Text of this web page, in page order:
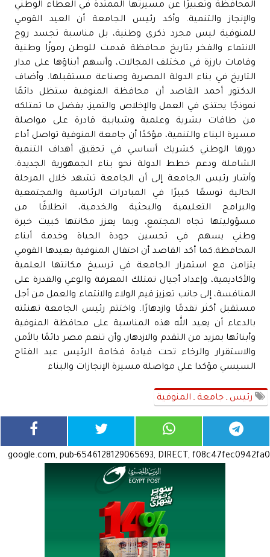
المحافظة وتعبيرًا عن مسيرتها الممتدة في العطاء الوطني
والإنجاز والتنمية. وأكد رئيس الجامعة أن العيد القومي
للمنوفية ليس مجرد ذكرى وطنية، بل مناسبة تجسد روح
الانتماء والفخر بتاريخ محافظة قدمت للوطن رموزًا وطنية
وقامات بارزة في مختلف المجالات، وأسهم أبناؤها على مدار
التاريخ في بناء الدولة المصرية وصناعة مستقبلها. وأضاف
الدكتور أحمد القاصد أن محافظة المنوفية ستظل دائمًا
نموذجًا يحتذى في العمل والإخلاص والتميز، بفضل ما تمتلكه
من طاقات بشرية وعلمية وشبابية قادرة على مواصلة
مسيرة البناء والتنمية، مؤكدًا أن جامعة المنوفية تواصل أداء
دورها الوطني كشريك أساسي في تحقيق أهداف التنمية
الشاملة ودعم خطط الدولة نحو بناء الجمهورية الجديدة.
وأشار رئيس الجامعة إلى أن الجامعة تشهد خلال المرحلة
الحالية توسعًا كبيرًا في المبادرات الرئاسية والمجتمعية
والبرامج التعليمية والبحثية والخدمية، انطلاقًا من
مسؤوليتها تجاه المجتمع، وبما يعزز مكانتها كبيت خبرة
وطني يسهم في تحسين جودة الحياة وخدمة أبناء
المحافظة.كما أكد القاصد أن احتفال المنوفية بعيدها القومي
يتزامن مع استمرار الجامعة في ترسيخ مكانتها العلمية
والأكاديمية، وإعداد أجيال تمتلك المعرفة والوعي والقدرة على
المنافسة، إلى جانب تعزيز قيم الولاء والانتماء والعمل من أجل
مستقبل أكثر تقدمًا وازدهارًا. واختتم رئيس الجامعة تهنئته
بالدعاء أن يعيد الله هذه المناسبة على محافظة المنوفية
وأبنائها بمزيد من التقدم والازدهار، وأن تنعم مصر دائمًا بالأمن
والاستقرار والرخاء تحت قيادة فخامة الرئيس عبد الفتاح
السيسي مؤكدا علي مواصلة مسيرة الإنجازات والبناء
رئيس ـ جامعة ـ المنوفية
google.com, pub-6546128129065693, DIRECT, f08c47fec0942fa0